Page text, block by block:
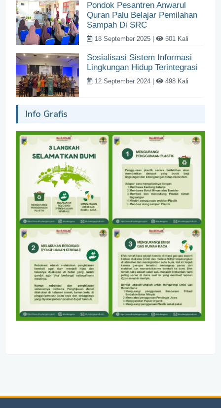
Pondok Pesantren Anwarul
Quran Palu Belajar Pemilahan
Sampah Di SRC
18 September 2025 | 501 Kali
Sosialisasi Sistem Informasi
Lingkungan Hidup Terintegrasi
12 September 2024 | 498 Kali
Info Grafis